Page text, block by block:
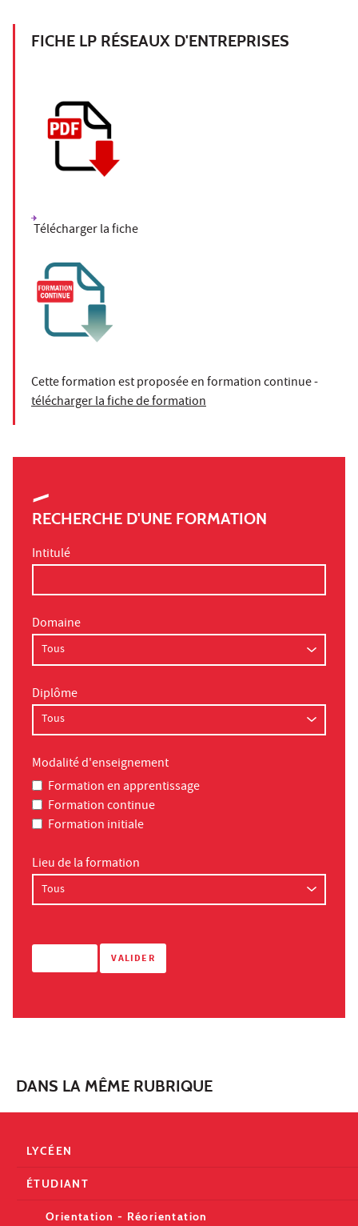
FICHE LP RÉSEAUX D'ENTREPRISES
Télécharger la fiche
Cette formation est proposée en formation continue -
télécharger la fiche de formation
RECHERCHE D'UNE FORMATION
Intitulé
Domaine
Diplôme
Modalité d'enseignement
Formation en apprentissage
Formation continue
Formation initiale
Lieu de la formation
DANS LA MÊME RUBRIQUE
LYCÉEN
ÉTUDIANT
Orientation - Réorientation